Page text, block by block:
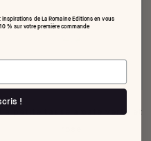
La petite tasse à café verte et
de La Romaine Editions en vous
% sur votre première commande
!